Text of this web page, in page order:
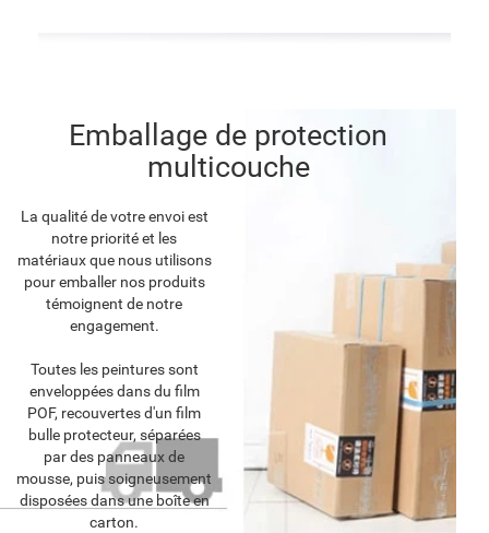
Emballage de protection
multicouche
La qualité de votre envoi est
notre priorité et les
matériaux que nous utilisons
pour emballer nos produits
témoignent de notre
engagement.
Toutes les peintures sont
enveloppées dans du film
POF, recouvertes d'un film
bulle protecteur, séparées
par des panneaux de
mousse, puis soigneusement
disposées dans une boîte en
carton.